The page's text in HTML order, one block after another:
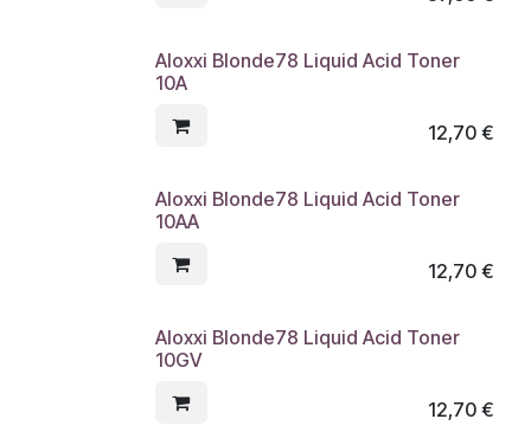
Aloxxi Blonde78 Liquid Acid Toner
10A
12,70€
Aloxxi Blonde78 Liquid Acid Toner
10AA
12,70€
Aloxxi Blonde78 Liquid Acid Toner
10GV
12,70€